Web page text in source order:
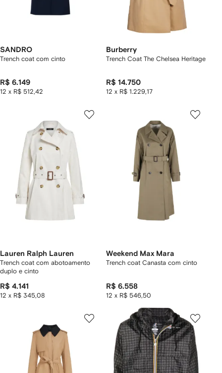
SANDRO
Trench coat com cinto
R$ 6.149
12 x R$ 512,42
Burberry
Trench Coat The Chelsea Heritage
R$ 14.750
12 x R$ 1.229,17
Lauren Ralph Lauren
Trench coat com abotoamento
duplo e cinto
R$ 4.141
12 x R$ 345,08
Weekend Max Mara
Trench coat Canasta com cinto
R$ 6.558
12 x R$ 546,50